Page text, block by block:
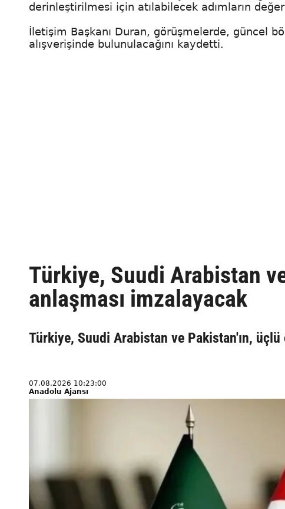
derinleştirilmesi için atılabilecek adımların
İletişim Başkanı Duran, görüşmelerde, güncel
alışverişinde bulunulacağını kaydetti.
Türkiye, Suudi Arabistan
anlaşması imzalayacak
Türkiye, Suudi Arabistan ve Pakistan'ın,
07.08.2026 10:23:00
Anadolu Ajansı